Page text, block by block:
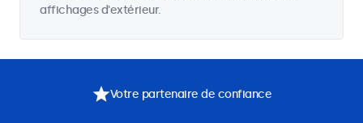
affichages d'extérieur.
Votre partenaire de confiance